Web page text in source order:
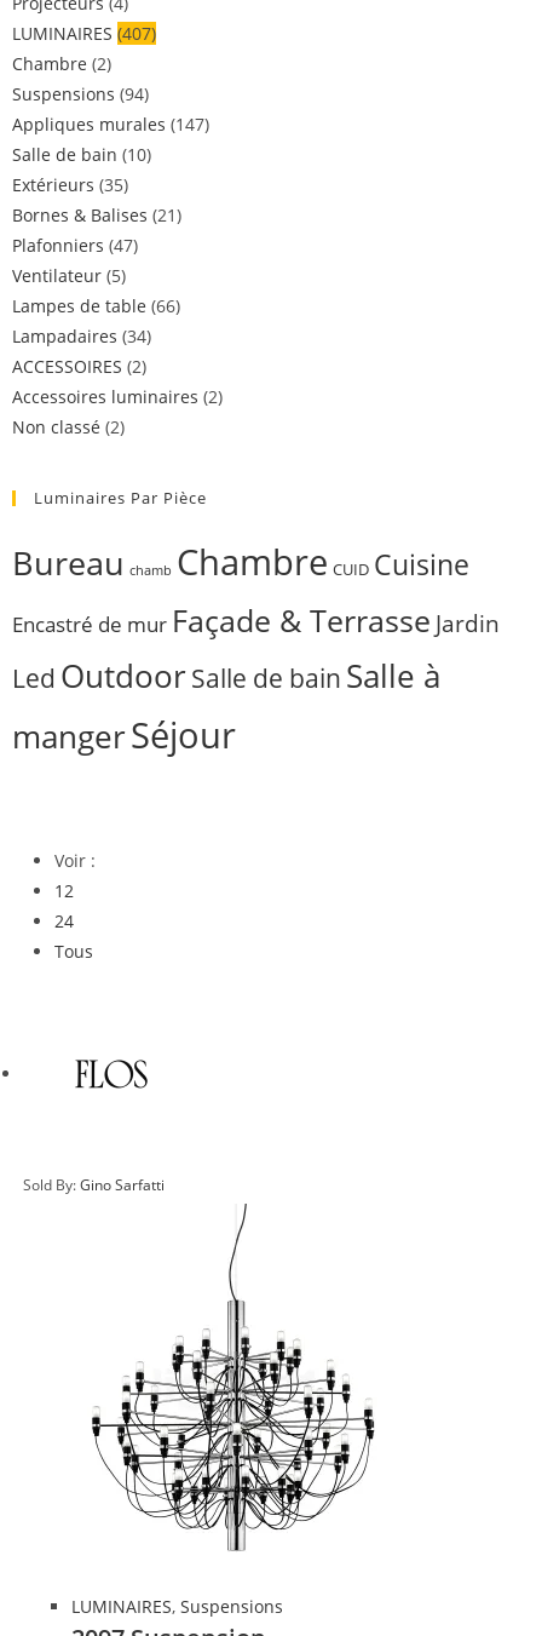
LUMINAIRES (407)
Chambre (2)
Suspensions (94)
Appliques murales (147)
Salle de bain (10)
Extérieurs (35)
Bornes & Balises (21)
Plafonniers (47)
Ventilateur (5)
Lampes de table (66)
Lampadaires (34)
ACCESSOIRES (2)
Accessoires luminaires (2)
Non classé (2)
Luminaires Par Pièce
Bureau chamb Chambre CUID Cuisine
Encastré de mur Façade & Terrasse Jardin
Led OutdoorSalle de bain Salle à
mangerSéjour
Voir :
12
24
Tous
Sold By:Gino Sarfatti
LUMINAIRES, Suspensions